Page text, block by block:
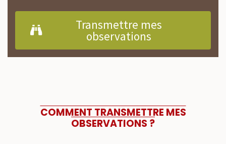
Transmettre mes
observations
COMMENT TRANSMETTRE MES
OBSERVATIONS ?